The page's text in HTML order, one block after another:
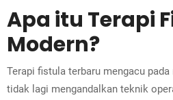
Apa itu Terapi
Modern?
Terapi fistula terbaru mengacu
tidak lagi mengandalkan teknik